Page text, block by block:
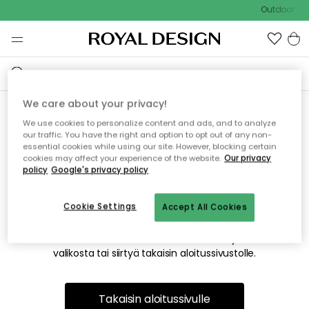
Outdoor
Emme valitettavasti löydä
etsimääsi sivua
Tämä voi johtua siitä, että sivua ei enää ole tai siitä, että se
on siirretty muualle. Pahoittelemme tästä mahdollisesti
valikosta tai siirtyä takaisin aloitussivustolle.
Takaisin aloitussivulle
We care about your privacy!
We use cookies to personalize content and ads, and to analyze
our traffic. You have the right and option to opt out of any non-
essential cookies while using our site. However, blocking certain
cookies may affect your experience of the website. Our privacy
policy Google's privacy policy
Accept All Cookies
Cookie Settings